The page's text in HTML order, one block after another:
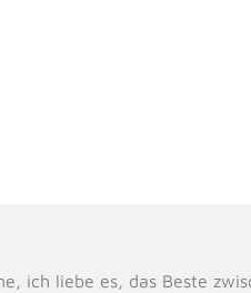
ich liebe es, das Beste